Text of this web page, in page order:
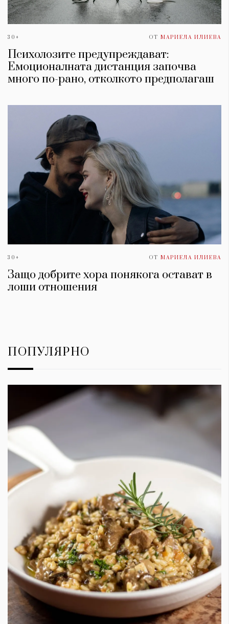
30+ ОТ МАРИЕЛА ИЛИЕВА
Психолозите предупреждават:
Емоционалната дистанция започва
много по-рано, отколкото предполагаш
30+ ОТ МАРИЕЛА ИЛИЕВА
Защо добрите хора понякога остават в
лоши отношения
ПОПУЛЯРНО